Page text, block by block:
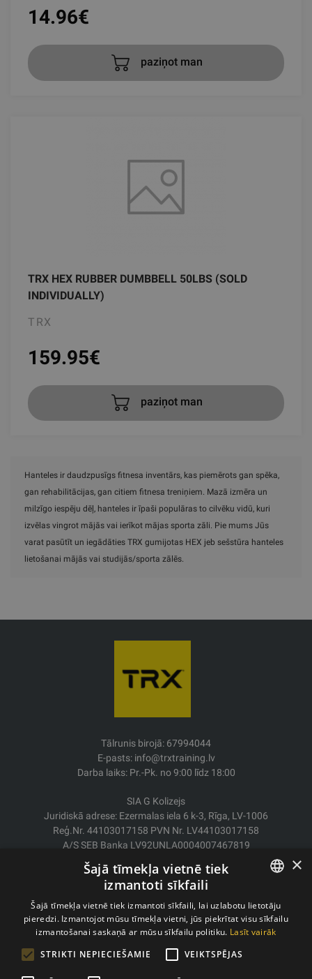
14.96€
paziņot man
TRX HEX RUBBER DUMBBELL 50LBS (SOLD
INDIVIDUALLY)
TRX
159.95€
paziņot man
Hanteles ir daudzpusīgs fitnesa inventārs, kas piemērots gan spēka,
gan rehabilitācijas, gan citiem fitnesa treniņiem. Mazā izmēra un
milzīgo iespēju dēļ, hanteles ir īpaši populāras to cilvēku vidū, kuri
izvēlas vingrot mājās vai ierīkot mājas sporta zāli. Pie mums Jūs
varat pasūtīt un iegādāties TRX gumijotas HEX jeb sešstūra hanteles
lietošanai mājās vai studijās/sporta zālēs.
Tālrunis birojā: 67994044
E-pasts: info@trxtraining.lv
Darba laiks: Pr.-Pk. no 9:00 līdz 18:00
SIA G Kolizejs
Juridiskā adrese: Ezermalas iela 6 k-3, Rīga, LV-1006
Reģ.Nr. 44103017158 PVN Nr. LV44103017158
A/S SEB Banka LV92UNLA0004007467819
Piegāde/Atgriešana
Apmaksa
Pirkšanas nosacījumi
Kontakti
Privātuma politika
LATVIAN
×
Šajā tīmekļa vietnē tiek
izmantoti sīkfaili
Šajā tīmekļa vietnē tiek izmantoti sīkfaili, lai uzlabotu lietotāju
pieredzi. Izmantojot mūsu tīmekļa vietni, jūs piekrītat visu sīkfailu
izmantošanai saskaņā ar mūsu sīkfailu politiku. Lasīt vairāk
STRIKTI NEPIECIEŠAMIE
VEIKTSPĒJAS